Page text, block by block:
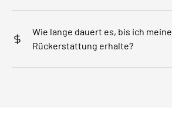
Wie lange dauert es, bis ich meine
Rückerstattung erhalte?